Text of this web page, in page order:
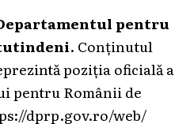
pentru
. Conținutul
poziția oficială a
pentru Românii de
dprp.gov.ro/web/